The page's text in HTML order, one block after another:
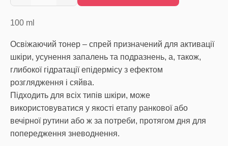
100 ml
Освіжаючий тонер – спрей призначений для активації
шкіри, усунення запалень та подразнень, а, також,
глибокої гідратації епідермісу з ефектом
розглядження і сяйва.
Підходить для всіх типів шкіри, може
використовуватися у якості етапу ранкової або
вечірної рутини або ж за потреби, протягом дня для
попередження зневоднення.